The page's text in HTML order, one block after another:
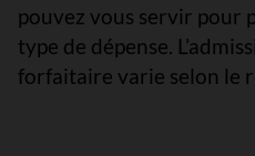
pouvez vous servir pour
type de dépense.
forfaitaire varie selon le